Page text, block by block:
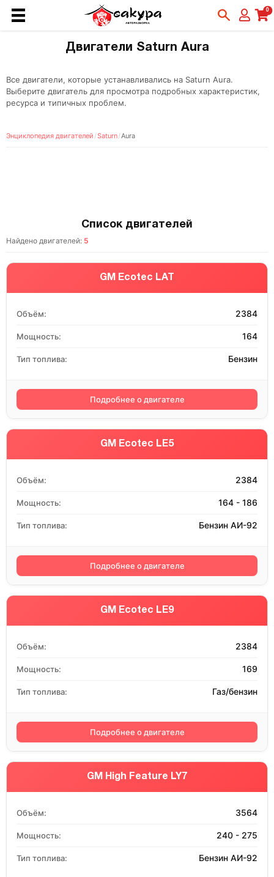
0
Двигатели Saturn Aura
Все двигатели, которые устанавливались на Saturn Aura.
Выберите двигатель для просмотра подробных характеристик,
ресурса и типичных проблем.
Энциклопедия двигателей /Saturn/Aura
Список двигателей
Найдено двигателей: 5
GM Ecotec LAT
Объём: 2384
Мощность: 164
Тип топлива: Бензин
Подробнее о двигателе
GM Ecotec LE5
Объём: 2384
Мощность: 164 - 186
Тип топлива: Бензин АИ-92
Подробнее о двигателе
GM Ecotec LE9
Объём: 2384
Мощность: 169
Тип топлива: Газ/бензин
Подробнее о двигателе
GM High Feature LY7
Объём: 3564
Мощность: 240 - 275
Тип топлива: Бензин АИ-92